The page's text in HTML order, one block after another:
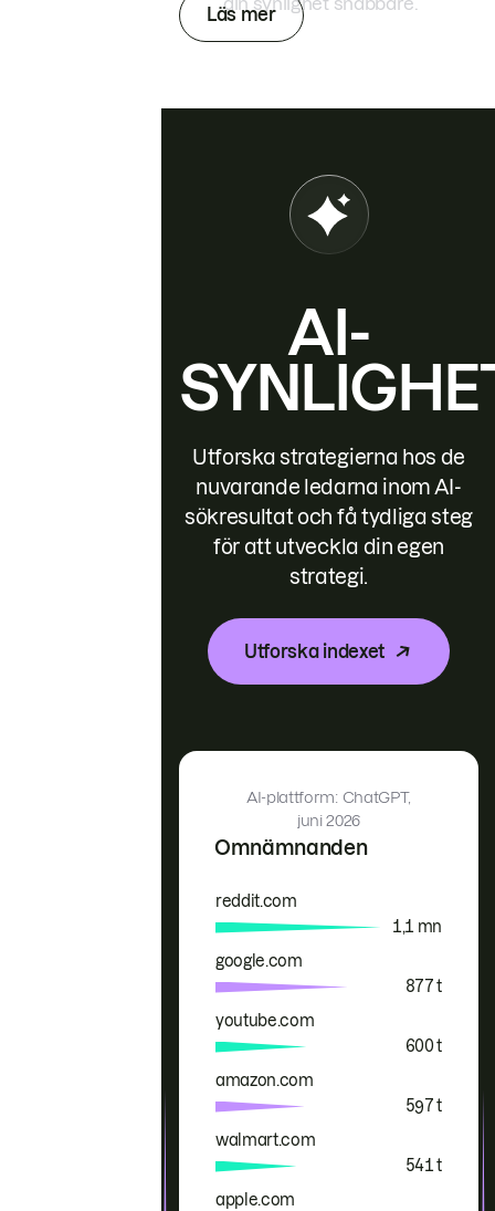
Läs mer
AI-
Utforska strategierna hos de
nuvarande ledarna inom AI-
sökresultat och få tydliga steg
för att utveckla din egen
strategi.
Utforska indexet
Omnämnanden
AI-plattform: ChatGPT,
juni 2026
Varumärke
reddit.com
1,1 mn
google.com
877 t
youtube.com
600 t
amazon.com
597 t
walmart.com
541 t
apple.com